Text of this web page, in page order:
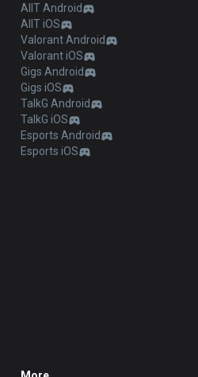
AllT Android
AllT iOS
Valorant Android
Valorant iOS
Gigs Android
Gigs iOS
TalkG Android
TalkG iOS
Esports Android
Esports iOS